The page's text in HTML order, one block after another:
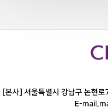
[본사] 서울특별시 강남구 논현
E-mail.